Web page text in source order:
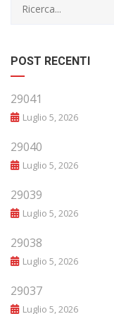
POST RECENTI
29041
Luglio 5, 2026
29040
Luglio 5, 2026
29039
Luglio 5, 2026
29038
Luglio 5, 2026
29037
Luglio 5, 2026